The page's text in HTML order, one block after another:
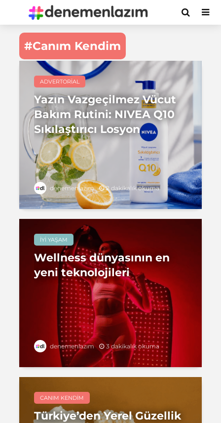
#Canım Kendim
ADVERTORIAL
Yazın Vazgeçilmez Vücut
Bakım Rutini: NIVEA Q10
Sıkılaştırıcı Losyon
denemenlazım 2 dakikalık okuma
İYI YAŞAM
Wellness dünyasının en
yeni teknolojileri
denemenlazım 3 dakikalık okuma
CANIM KENDIM
Türkiye’den Yerel Güzellik